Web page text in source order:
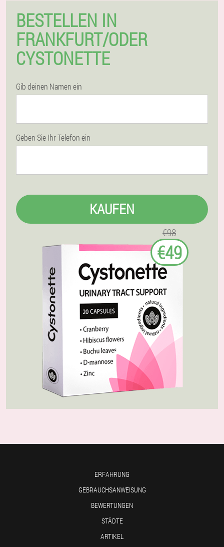
BESTELLEN IN
FRANKFURT/ODER
CYSTONETTE
Gib deinen Namen ein
Geben Sie Ihr Telefon ein
KAUFEN
€98
€49
ERFAHRUNG
GEBRAUCHSANWEISUNG
BEWERTUNGEN
STÄDTE
ARTIKEL